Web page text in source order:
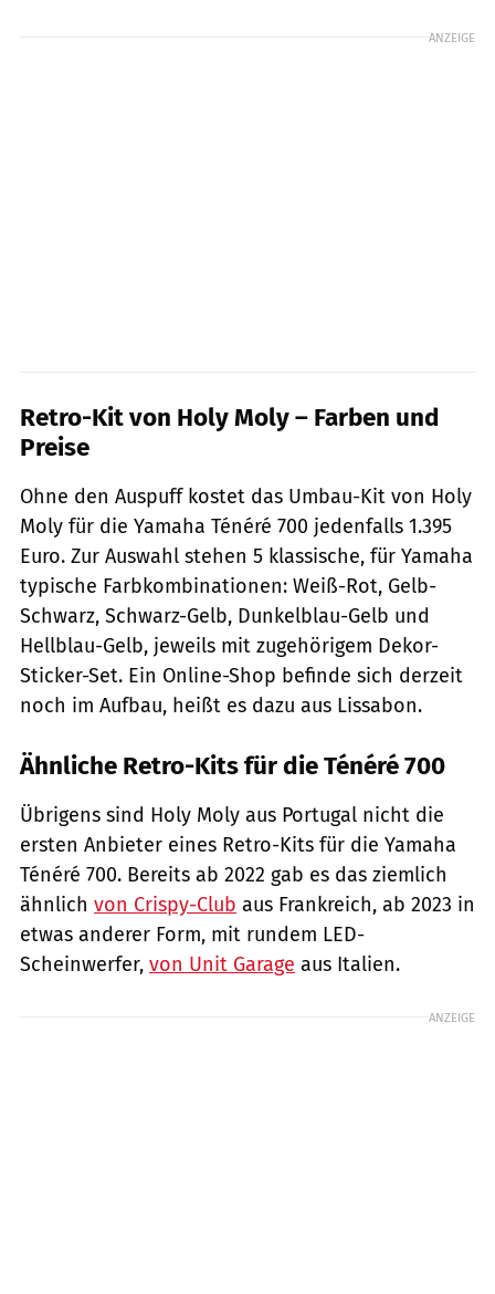
ANZEIGE
Retro-Kit von Holy Moly – Farben und
Preise
Ohne den Auspuff kostet das Umbau-Kit von Holy
Moly für die Yamaha Ténéré 700 jedenfalls 1.395
Euro. Zur Auswahl stehen 5 klassische, für Yamaha
typische Farbkombinationen: Weiß-Rot, Gelb-
Schwarz, Schwarz-Gelb, Dunkelblau-Gelb und
Hellblau-Gelb, jeweils mit zugehörigem Dekor-
Sticker-Set. Ein Online-Shop befinde sich derzeit
noch im Aufbau, heißt es dazu aus Lissabon.
Ähnliche Retro-Kits für die Ténéré 700
Übrigens sind Holy Moly aus Portugal nicht die
ersten Anbieter eines Retro-Kits für die Yamaha
Ténéré 700. Bereits ab 2022 gab es das ziemlich
ähnlich von Crispy-Club aus Frankreich, ab 2023 in
etwas anderer Form, mit rundem LED-
Scheinwerfer, von Unit Garage aus Italien.
ANZEIGE